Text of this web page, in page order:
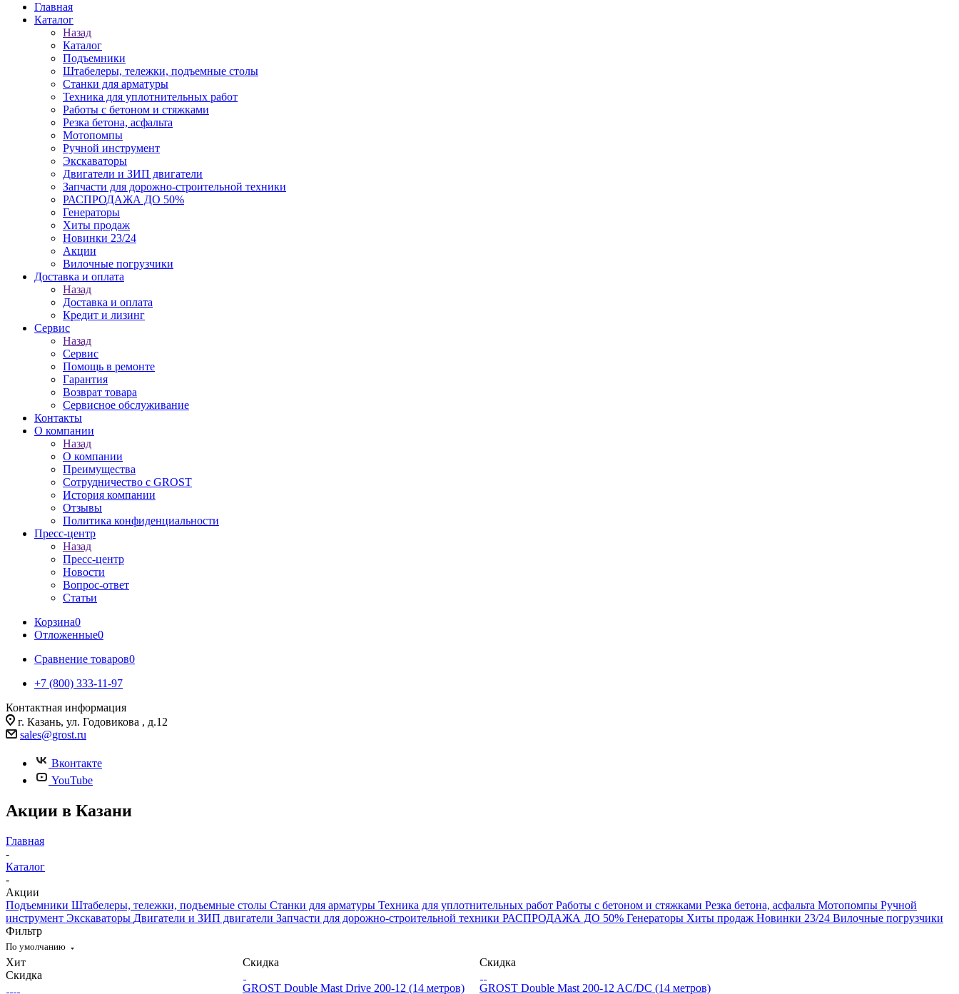
Главная
Каталог
Назад
Каталог
Подъемники
Штабелеры, тележки, подъемные столы
Станки для арматуры
Техника для уплотнительных работ
Работы с бетоном и стяжками
Резка бетона, асфальта
Мотопомпы
Ручной инструмент
Экскаваторы
Двигатели и ЗИП двигатели
Запчасти для дорожно-строительной техники
РАСПРОДАЖА ДО 50%
Генераторы
Хиты продаж
Новинки 23/24
Акции
Вилочные погрузчики
Доставка и оплата
Назад
Доставка и оплата
Кредит и лизинг
Сервис
Назад
Сервис
Помощь в ремонте
Гарантия
Возврат товара
Сервисное обслуживание
Контакты
О компании
Назад
О компании
Преимущества
Сотрудничество с GROST
История компании
Отзывы
Политика конфиденциальности
Пресс-центр
Назад
Пресс-центр
Новости
Вопрос-ответ
Статьи
Корзина0
Отложенные0
Сравнение товаров0
+7 (800) 333-11-97
Контактная информация
г. Казань, ул. Годовикова , д.12
sales@grost.ru
Вконтакте
YouTube
Акции в Казани
Главная
-
Каталог
-
Акции
Подъемники Штабелеры, тележки, подъемные столы Станки для арматуры Техника для уплотнительных работ Работы с бетоном и стяжками Резка бетона, асфальта Мотопомпы Ручной
инструмент Экскаваторы Двигатели и ЗИП двигатели Запчасти для дорожно-строительной техники РАСПРОДАЖА ДО 50% Генераторы Хиты продаж Новинки 23/24 Вилочные погрузчики
Фильтр
По умолчанию
Хит
Скидка
Скидка
GROST Double Mast Drive 200-12 (14 метров)
Скидка
GROST Double Mast 200-12 AC/DC (14 метров)